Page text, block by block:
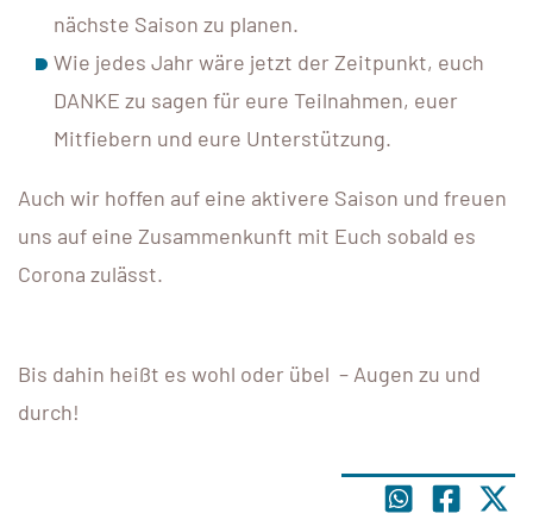
nächste Saison zu planen.
Wie jedes Jahr wäre jetzt der Zeitpunkt, euch
DANKE zu sagen für eure Teilnahmen, euer
Mitfiebern und eure Unterstützung.
Auch wir hoffen auf eine aktivere Saison und freuen
uns auf eine Zusammenkunft mit Euch sobald es
Corona zulässt.
Bis dahin heißt es wohl oder übel – Augen zu und
durch!